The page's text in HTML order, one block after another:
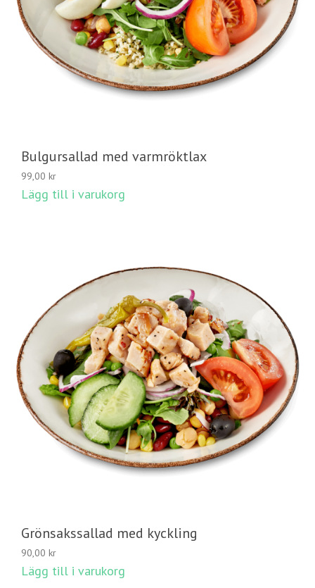
Bulgursallad med varmröktlax
99,00 kr
Lägg till i varukorg
Grönsakssallad med kyckling
90,00 kr
Lägg till i varukorg